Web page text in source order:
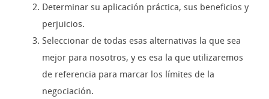
Determinar su aplicación práctica, sus beneficios y
perjuicios.
Seleccionar de todas esas alternativas la que sea
mejor para nosotros, y es esa la que utilizaremos
de referencia para marcar los límites de la
negociación.